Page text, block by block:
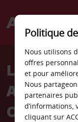
Welcome
Avis
Aéroport
Obispo
Politique
Nous utilisons
offres
et pour
Nous
partenaires
d’informations,
cliquant sur